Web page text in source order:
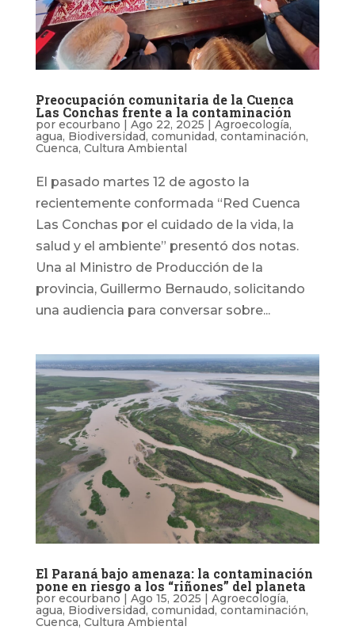
Preocupación comunitaria de la Cuenca
Las Conchas frente a la contaminación
por ecourbano | Ago 22, 2025 | Agroecología,
agua, Biodiversidad, comunidad, contaminación,
Cuenca, Cultura Ambiental
El pasado martes 12 de agosto la
recientemente conformada “Red Cuenca
Las Conchas por el cuidado de la vida, la
salud y el ambiente” presentó dos notas.
Una al Ministro de Producción de la
provincia, Guillermo Bernaudo, solicitando
una audiencia para conversar sobre...
El Paraná bajo amenaza: la contaminación
pone en riesgo a los “riñones” del planeta
por ecourbano| Ago 15, 2025 | Agroecología,
agua, Biodiversidad, comunidad, contaminación,
Cuenca, Cultura Ambiental